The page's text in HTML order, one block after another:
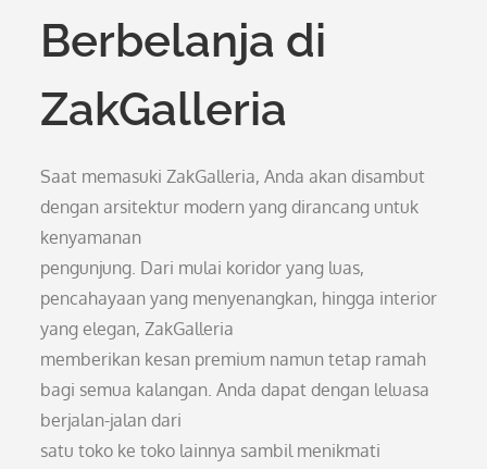
Berbelanja di
ZakGalleria
Saat memasuki ZakGalleria, Anda akan disambut
dengan arsitektur modern yang dirancang untuk
kenyamanan
pengunjung. Dari mulai koridor yang luas,
pencahayaan yang menyenangkan, hingga interior
yang elegan, ZakGalleria
memberikan kesan premium namun tetap ramah
bagi semua kalangan. Anda dapat dengan leluasa
berjalan-jalan dari
satu toko ke toko lainnya sambil menikmati